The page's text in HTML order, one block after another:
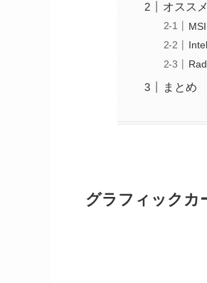
オスス
まとめ
グラフィックカ